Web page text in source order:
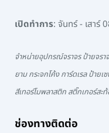
เปิดทำการ: จันทร์ - เสาร์
จำหน่ายอุปกรณ์จราจร ป้ายจร
ยาม กระจกโค้ง การ์ดเรล ป้ายเ
สีเทอร์โมพลาสติก สติ๊กเกอร์ส
ช่องทางติดต่อ